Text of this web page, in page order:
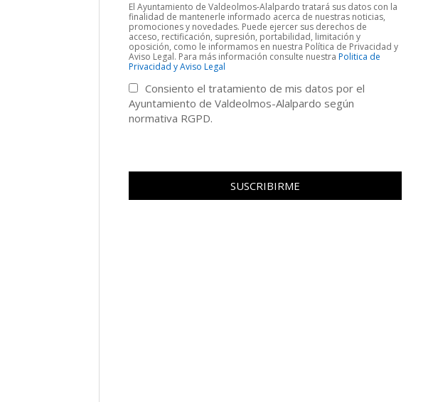
El Ayuntamiento de Valdeolmos-Alalpardo tratará sus datos con la
finalidad de mantenerle informado acerca de nuestras noticias,
promociones y novedades. Puede ejercer sus derechos de
acceso, rectificación, supresión, portabilidad, limitación y
oposición, como le informamos en nuestra Política de Privacidad y
Aviso Legal. Para más información consulte nuestraPolitica de
Privacidad y Aviso Legal
Consiento el tratamiento de mis datos por el
Ayuntamiento de Valdeolmos-Alalpardo según
normativa RGPD.